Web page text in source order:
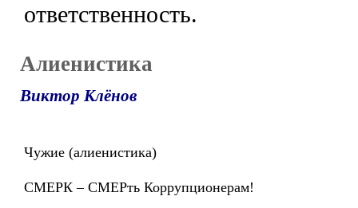
ответственность.
Алиенистика
Виктор Клёнов
Чужие (алиенистика)
СМЕРК – СМЕРть Коррупционерам!